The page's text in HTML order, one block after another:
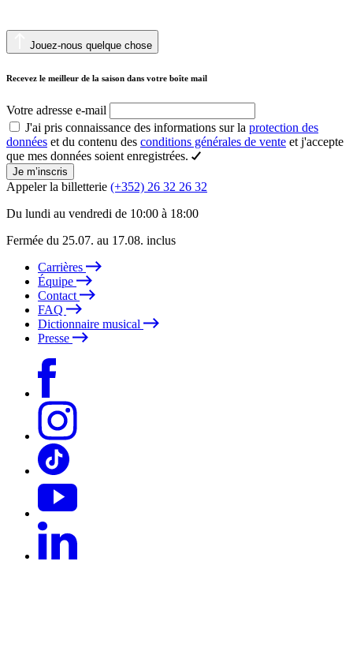
Jouez-nous quelque chose
Recevez le meilleur de la saison dans votre boîte mail
Votre adresse e-mail
J'ai pris connaissance des informations sur la protection des
données et du contenu des conditions générales de vente et j'accepte
que mes données soient enregistrées.
Je m’inscris
Appeler la billetterie (+352) 26 32 26 32
Du lundi au vendredi de 10:00 à 18:00
Fermée du 25.07. au 17.08. inclus
Carrières
Équipe
Contact
FAQ
Dictionnaire musical
Presse